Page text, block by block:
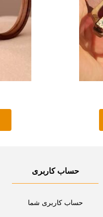
حساب کاربری
حساب کاربری شما